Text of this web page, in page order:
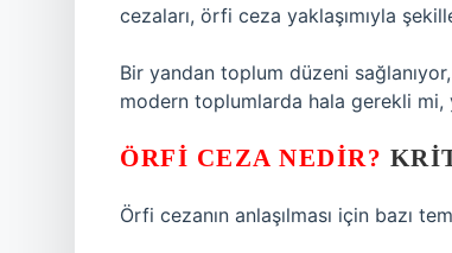
cezaları, örfi ceza yaklaşımıyla
Bir yandan toplum düzeni
modern toplumlarda hala gerekli
ÖRFI CEZA NEDIR?
Örfi cezanın anlaşılması için bazı